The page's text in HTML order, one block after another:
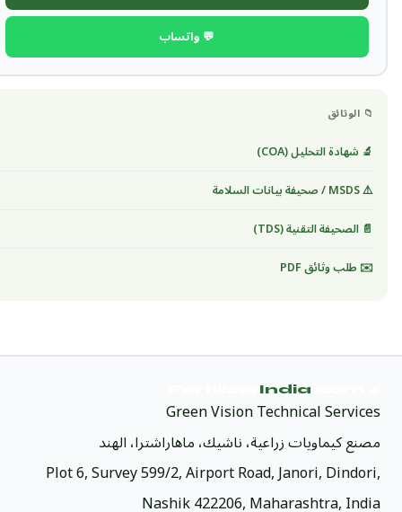
💬 واتساب
📁 الوثائق
🔬 شهادة التحليل (COA)
⚠️ MSDS / صحيفة بيانات السلامة
📄 الصحيفة التقنية (TDS)
✉️ طلب وثائق PDF
India
Green Vision Technical Services
مصنع كيماويات زراعية، ناشيك، ماهاراشترا، الهند
Plot 6, Survey 599/2, Airport Road, Janori, Dindori,
Nashik 422206, Maharashtra, India